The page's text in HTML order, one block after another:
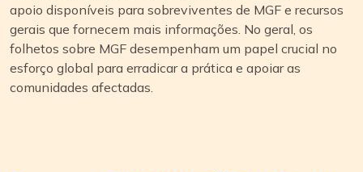
apoio disponíveis para sobreviventes de MGF e recursos
gerais que fornecem mais informações. No geral, os
folhetos sobre MGF desempenham um papel crucial no
esforço global para erradicar a prática e apoiar as
comunidades afectadas.